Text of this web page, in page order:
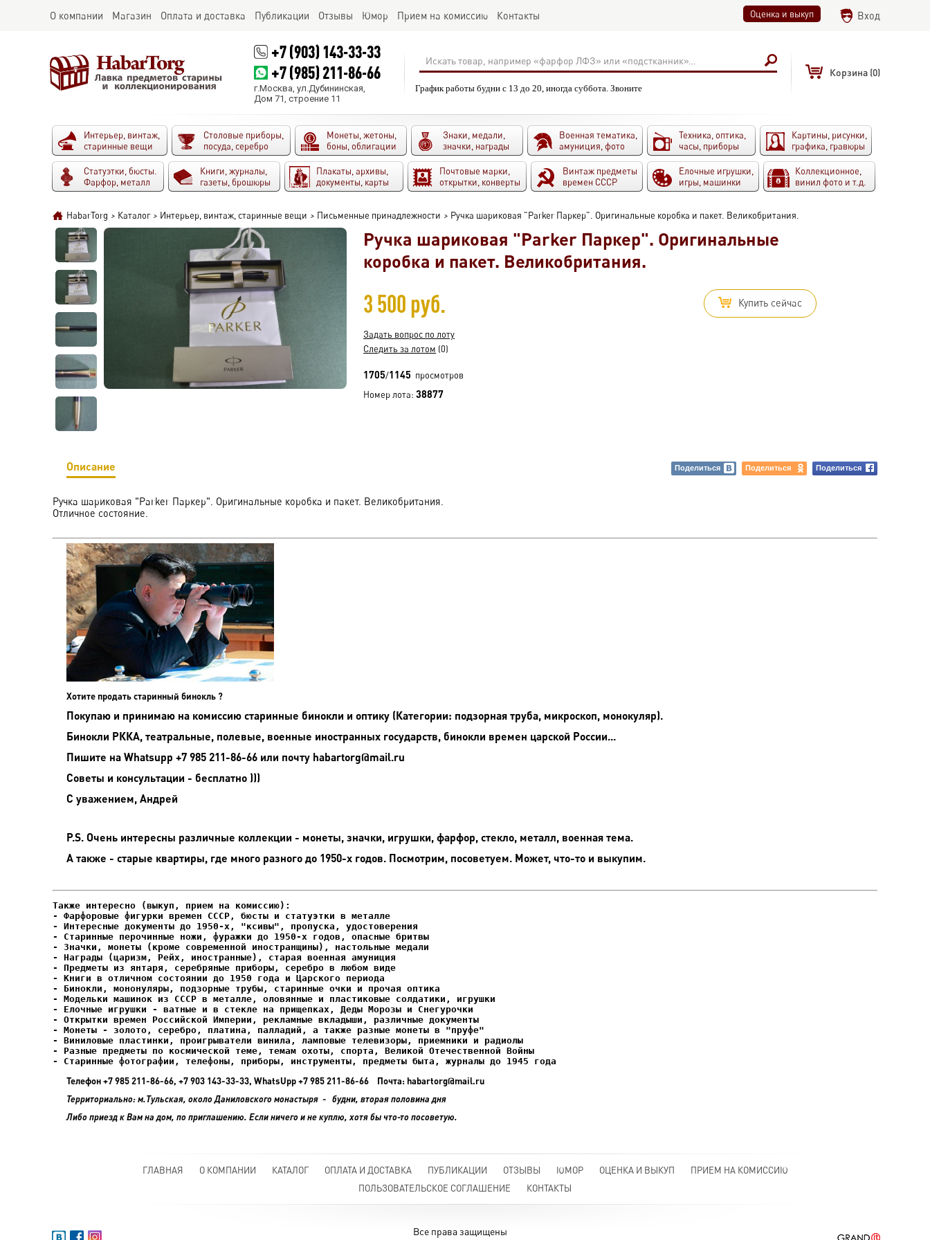
О компании Магазин Оплата и доставка Публикации Отзывы Юмор Прием на комиссию Контакты Оценка и выкуп Вход
+7 (903) 143-33-33
+7 (985) 211-86-66
г.Москва, ул.Дубининская,
Дом 71, строение 11
График работы будни с 13 до 20, иногда суббота. Звоните
Корзина (0)
Интерьер, винтаж,
старинные вещи
Столовые приборы,
посуда, серебро
Монеты, жетоны,
боны, облигации
Знаки, медали,
значки, награды
Военная тематика,
амуниция, фото
Техника, оптика,
часы, приборы
Картины, рисунки,
графика, гравюры
Статуэтки, бюсты.
Фарфор, металл
Книги, журналы,
газеты, брошюры
Плакаты, архивы,
документы, карты
Почтовые марки,
открытки, конверты
Винтаж предметы
времен СССР
Елочные игрушки,
игры, машинки
Коллекционное,
винил фото и т.д.
HabarTorg > Каталог > Интерьер, винтаж, старинные вещи > Письменные принадлежности > Ручка шариковая "Parker Паркер". Оригинальные коробка и пакет. Великобритания.
Ручка шариковая "Parker Паркер". Оригинальные
коробка и пакет. Великобритания.
3 500 руб. Купить сейчас
Задать вопрос по лоту
Следить за лотом (0)
1705/1145 просмотров
Номер лота:38877
Описание Поделиться Поделиться Поделиться
Ручка шариковая "Parker Паркер". Оригинальные коробка и пакет. Великобритания.
Отличное состояние.
Хотите продать старинный бинокль ?
Покупаю и принимаю на комиссию старинные бинокли и оптику (Категории: подзорная труба, микроскоп, монокуляр).
Бинокли РККА, театральные, полевые, военные иностранных государств, бинокли времен царской России...
Пишите на Whatsupp +7 985 211-86-66 или почту habartorg@mail.ru
Советы и консультации - бесплатно )))
С уважением, Андрей
P.S. Очень интересны различные коллекции - монеты, значки, игрушки, фарфор, стекло, металл, военная тема.
А также - старые квартиры, где много разного до 1950-х годов. Посмотрим, посоветуем. Может, что-то и выкупим.
- Фарфоровые фигурки времен СССР, бюсты и статуэтки в металле
- Интересные документы до 1950-х, "ксивы", пропуска, удостоверения
- Елочные игрушки - ватные и в стекле на прищепках, Деды Морозы и Снегурочки
- Старинные фотографии, телефоны, приборы, инструменты, предметы быта, журналы до 1945 года
Телефон +7 985 211-86-66, +7 903 143-33-33, WhatsUpp +7 985 211-86-66 Почта: habartorg@mail.ru
Территориально: м.Тульская, около Даниловского монастыря - будни, вторая половина дня
Либо приезд к Вам на дом, по приглашению. Если ничего и не куплю, хотя бы что-то посоветую.
ГЛАВНАЯ О КОМПАНИИ КАТАЛОГ ОПЛАТА И ДОСТАВКА ПУБЛИКАЦИИ ОТЗЫВЫ ЮМОР ОЦЕНКА И ВЫКУП
ПРИЕМ НА КОМИССИЮ
ПОЛЬЗОВАТЕЛЬСКОЕ СОГЛАШЕНИЕ
КОНТАКТЫ
Все права защищены